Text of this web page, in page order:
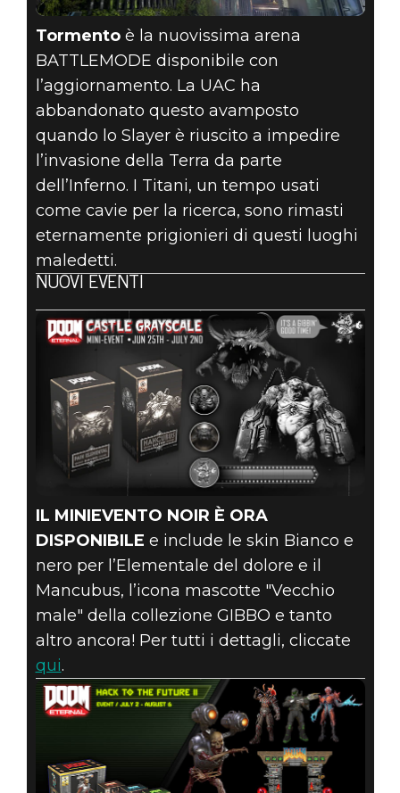
Tormentoè la nuovissima arena
BATTLEMODE disponibile con
l’aggiornamento. La UAC ha
abbandonato questo avamposto
quando lo Slayer è riuscito a impedire
l’invasione della Terra da parte
dell’Inferno. I Titani, un tempo usati
come cavie per la ricerca, sono rimasti
eternamente prigionieri di questi luoghi
maledetti.
NUOVI EVENTI
IL MINIEVENTO NOIR È ORA
DISPONIBILE e include le skin Bianco e
nero per l’Elementale del dolore e il
Mancubus, l’icona mascotte "Vecchio
male" della collezione GIBBO e tanto
altro ancora! Per tutti i dettagli, cliccate
qui.